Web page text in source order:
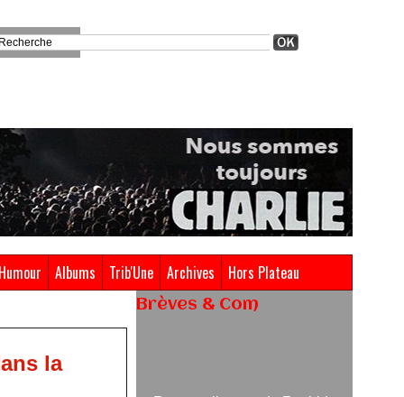
Humour Albums Trib'Une Archives Hors Plateau
la
Brèves & Com